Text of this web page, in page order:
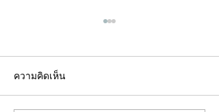
ความคิดเห็น